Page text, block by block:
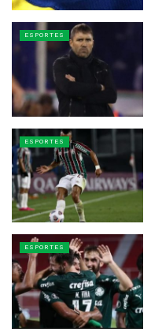
ESPORTES
ESPORTES
ESPORTES